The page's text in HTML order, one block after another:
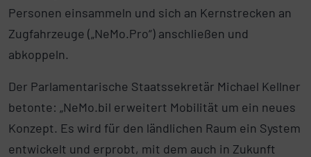
Personen einsammeln und sich an Kernstrecken an
Zugfahrzeuge („NeMo.Pro“) anschließen und
abkoppeln.
Der Parlamentarische Staatssekretär Michael Kellner
betonte: „NeMo.bil erweitert Mobilität um ein neues
Konzept. Es wird für den ländlichen Raum ein System
entwickelt und erprobt, mit dem auch in Zukunft